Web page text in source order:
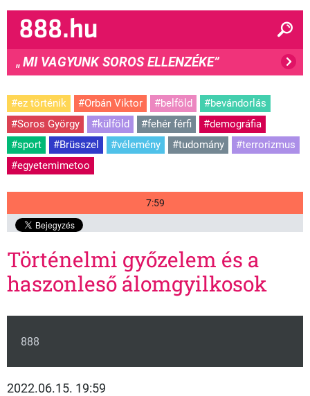
" MI VAGYUNK SOROS ELLENZÉKE”
#ez történik #Orbán Viktor #belföld
#bevándorlás
#Soros György
#külföld #fehér férfi
#demográfia
#sport
#Brüsszel #vélemény #tudomány
#terrorizmus
#egyetemimetoo
7:59
Történelmi győzelem és a
haszonleső álomgyilkosok
888
2022.06.15. 19:59